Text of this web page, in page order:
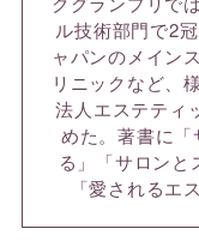
ル技術部門で2
ャパンのメイン
リニックなど、
法人エステティ
めた。著書に「
る」「サロンと
「愛されるエ